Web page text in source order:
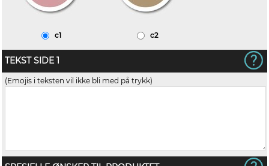
c1 c2
TEKST SIDE 1
(Emojis i teksten vil ikke bli med på trykk)